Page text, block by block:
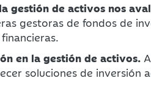
gestión de activos nos
gestoras de fondos de
en la gestión de activos.
soluciones de inversión